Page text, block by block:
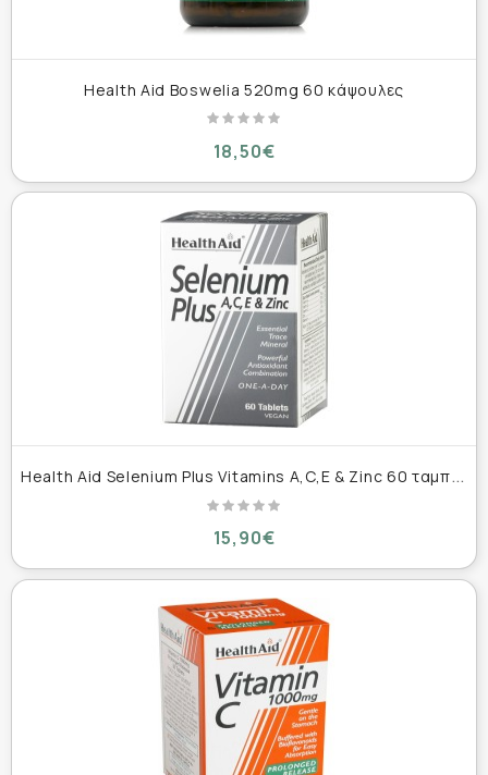
Health Aid Boswelia 520mg 60 κάψουλες
18,50€
H
ealth Aid Selenium Plus Vitamins A,C,E & Zinc 60 ταμπλέτες
15,90€